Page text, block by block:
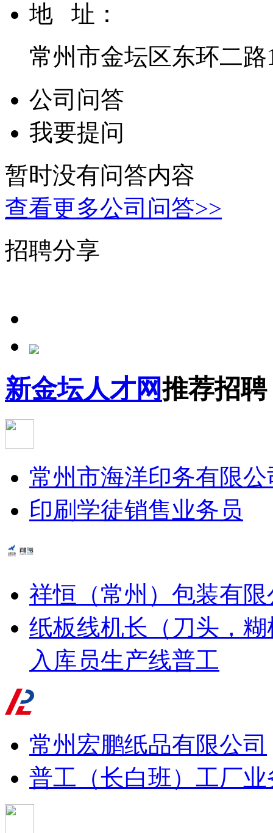
地 址：
常州市金坛区东环二路
公司问答
我要提问
暂时没有问答内容
查看更多公司问答>>
招聘分享
新金坛人才网推荐招聘
常州市海洋印务有限公
印刷学徒销售业务员
祥恒（常州）包装有限
纸板线机长（刀头，糊
入库员生产线普工
常州宏鹏纸品有限公司
普工（长白班） 工厂